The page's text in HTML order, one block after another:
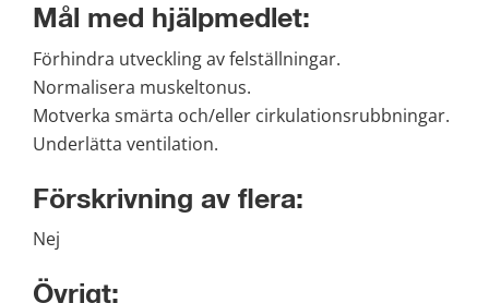
Mål med hjälpmedlet:
Förhindra utveckling av felställningar.
Normalisera muskeltonus.
Motverka smärta och/eller cirkulationsrubbningar.
Underlätta ventilation.
Förskrivning av flera:
Nej
Övrigt: